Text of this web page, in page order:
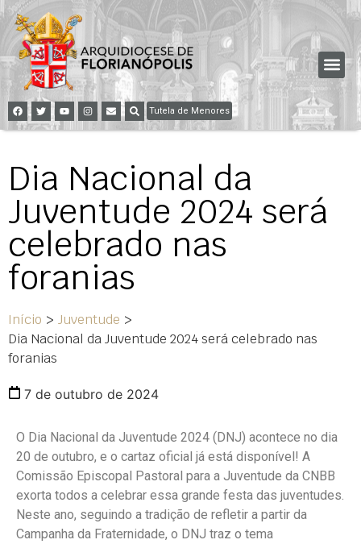
Tutela de Menores
Dia Nacional da
Juventude 2024 será
celebrado nas
foranias
Início > Juventude >
Dia Nacional da Juventude 2024 será celebrado nas
foranias
7 de outubro de 2024
O Dia Nacional da Juventude 2024 (DNJ) acontece no dia
20 de outubro, e o cartaz oficial já está disponível! A
Comissão Episcopal Pastoral para a Juventude da CNBB
exorta todos a celebrar essa grande festa das juventudes.
Neste ano, seguindo a tradição de refletir a partir da
Campanha da Fraternidade, o DNJ traz o tema